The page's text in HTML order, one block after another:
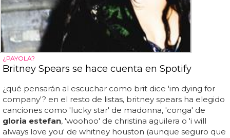
¿PAYOLA?
Britney Spears se hace cuenta en Spotify
¿qué pensarán al escuchar como brit dice 'im dying for
company'? en el resto de listas, britney spears ha elegido
canciones como 'lucky star' de madonna, 'conga' de
gloria estefan, 'woohoo' de christina aguilera o 'i will
always love you' de whitney houston (aunque seguro que